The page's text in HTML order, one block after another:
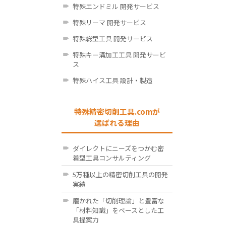
特殊エンドミル 開発サービス
特殊リーマ 開発サービス
特殊総型工具 開発サービス
特殊キー溝加工工具 開発サービ
ス
特殊ハイス工具 設計・製造
特殊精密切削工具.comが
選ばれる理由
ダイレクトにニーズをつかむ密
着型工具コンサルティング
5万種以上の精密切削工具の開発
実績
磨かれた「切削理論」と豊富な
「材料知識」をベースとした工
具提案力